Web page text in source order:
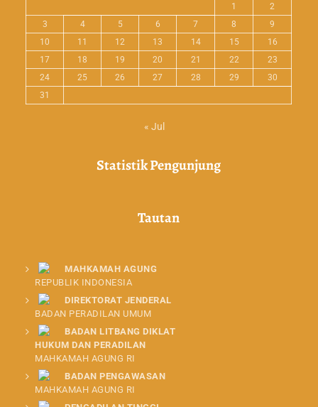
1
2
3
4 5 6 7 8
9
10
11 12 13 14 15
16
17
18 19 20 21 22
23
24
25 26 27 28 29
30
31
« Jul
Statistik Pengunjung
Tautan
MAHKAMAH AGUNG
REPUBLIK INDONESIA
DIREKTORAT JENDERAL
BADAN PERADILAN UMUM
BADAN LITBANG DIKLAT
HUKUM DAN PERADILAN
MAHKAMAH AGUNG RI
BADAN PENGAWASAN
MAHKAMAH AGUNG RI